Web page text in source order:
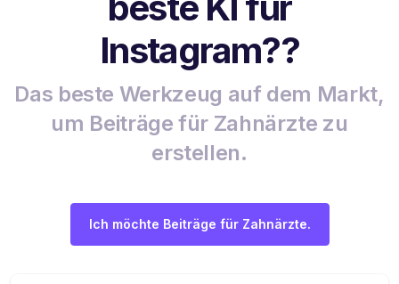
Instagram??
Das beste Werkzeug auf dem Markt,
um Beiträge für Zahnärzte zu
erstellen.
Ich möchte Beiträge für Zahnärzte.